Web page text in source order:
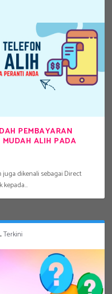
PEMBAYARAN
MUDAH ALIH PADA
dikenali sebagai Direct
Terkini